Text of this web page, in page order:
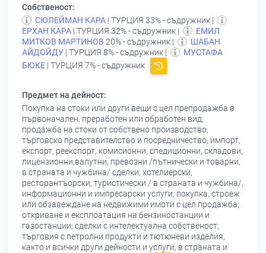
Собственост:
СЮЛЕЙМАН КАРА | ТУРЦИЯ 33% - съдружник |
ЕРХАН КАРА | ТУРЦИЯ 32% - съдружник |
ЕМИЛ
МИТКОВ МАРТИНОВ 20% - съдружник |
ШАБАН
АЙДОЙДУ | ТУРЦИЯ 8% - съдружник |
МУСТАФА
БЮКЕ | ТУРЦИЯ 7% - съдружник
Предмет на дейност:
Покупка на стоки или други вещи с цел препродажба в
първоначален, преработен или обработен вид;
продажба на стоки от собствено производство;
търговско представителство и посредничество, импорт,
експорт, реекспорт, комисионни, спедиционни, складови,
лицензионни,валутни, превозни /пътнически и товарни,
в страната и чужбина/ сделки; хотелиерски,
ресторантъорски, туристически / в страната и чужбина/,
информационни и импресарски услуги, покупка, строеж
или обзавеждане на недвижими имоти с цел продажба;
откриване и експлоатация на бензиностанции и
газостанции; сделки с интелектуална собственост;
търговия с петролни продукти и тютюневи изделия,
както и всички други дейности и услуги, в страната и